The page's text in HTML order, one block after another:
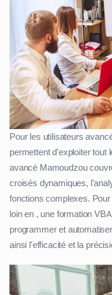
Pour les utilisateurs
permettent d'exploiter tout
avancé Mamoudzou
croisés dynamiques,
fonctions complexes.
loin en , une formation
programmer et
ainsi l'efficacité et la